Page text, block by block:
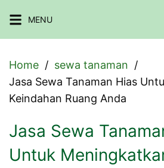
to
MENU
Home
sewa tanaman
Jasa Sewa Tanaman Hias
Keindahan Ruang Anda
Jasa Sewa
Untuk